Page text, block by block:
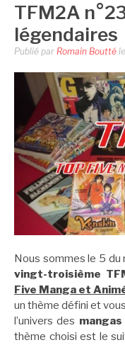
TFM2A
légendaires
Publié par Romain Boutté le
Nous sommes le 5 du
vingt-troisième
Five Manga et
un thème défini et
l’univers des
thème choisi est le